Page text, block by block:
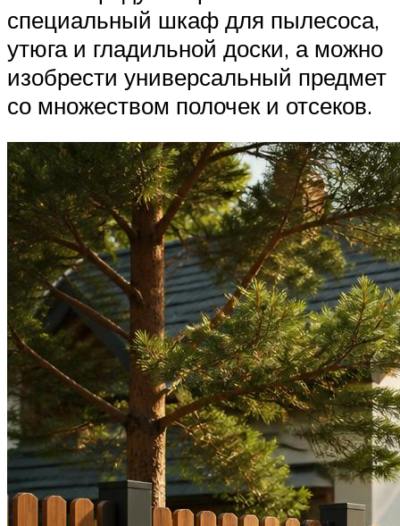
специальный шкаф для пылесоса,
утюга и гладильной доски, а можно
изобрести универсальный предмет
со множеством полочек и отсеков.